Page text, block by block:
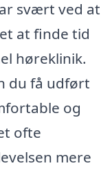
svært ved at
at finde tid
høreklinik.
du få udført
og
ofte
mere